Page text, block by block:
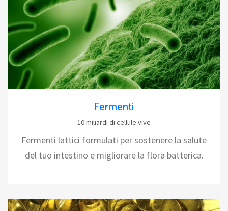
Fermenti
10 miliardi di cellule vive
Fermenti lattici formulati per sostenere la salute
del tuo intestino e migliorare la flora batterica.